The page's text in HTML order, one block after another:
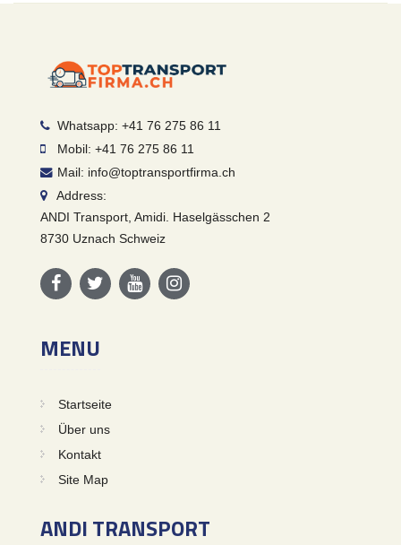
Whatsapp: +41 76 275 86 11
Mobil: +41 76 275 86 11
Mail: info@toptransportfirma.ch
Address:
ANDI Transport, Amidi. Haselgässchen 2
8730 Uznach Schweiz
MENU
Startseite
Über uns
Kontakt
Site Map
ANDI TRANSPORT